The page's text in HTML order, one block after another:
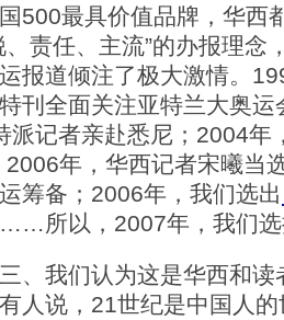
500最具价值品牌，华西
、责任、主流”的办报理念
报道倾注了极大激情。
刊全面关注亚特兰大奥
派记者亲赴悉尼；2004年
2006年，华西记者宋曦当
筹备；2006年，我们选出
所以，2007年，我们选
我们认为这是华西和读
人说，21世纪是中国人